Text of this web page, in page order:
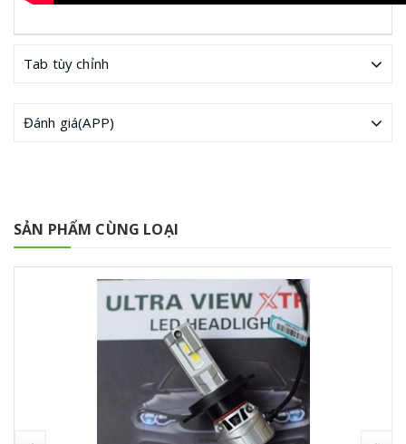
Tab tùy chỉnh
Đánh giá(APP)
SẢN PHẨM CÙNG LOẠI